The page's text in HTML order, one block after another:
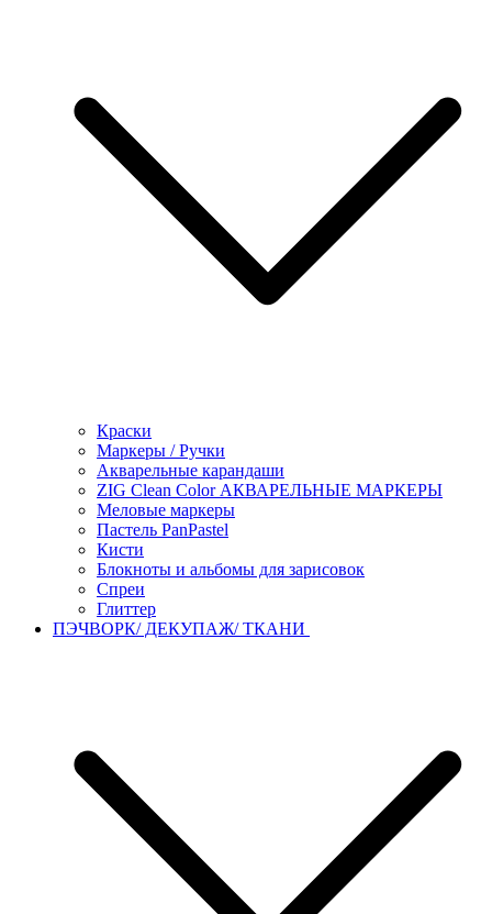
Краски
Маркеры / Ручки
Акварельные карандаши
ZIG Clean Color АКВАРЕЛЬНЫЕ МАРКЕРЫ
Меловые маркеры
Пастель PanPastel
Кисти
Блокноты и альбомы для зарисовок
Спреи
Глиттер
ПЭЧВОРК/ ДЕКУПАЖ/ ТКАНИ